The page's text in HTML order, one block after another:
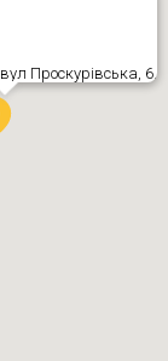
вул Проскурівська, 6,